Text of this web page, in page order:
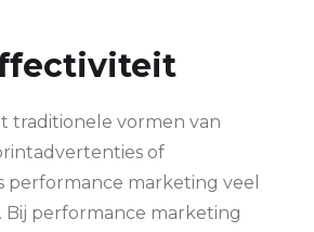
traditionele vormen van
of
performance marketing veel
Bij performance marketing